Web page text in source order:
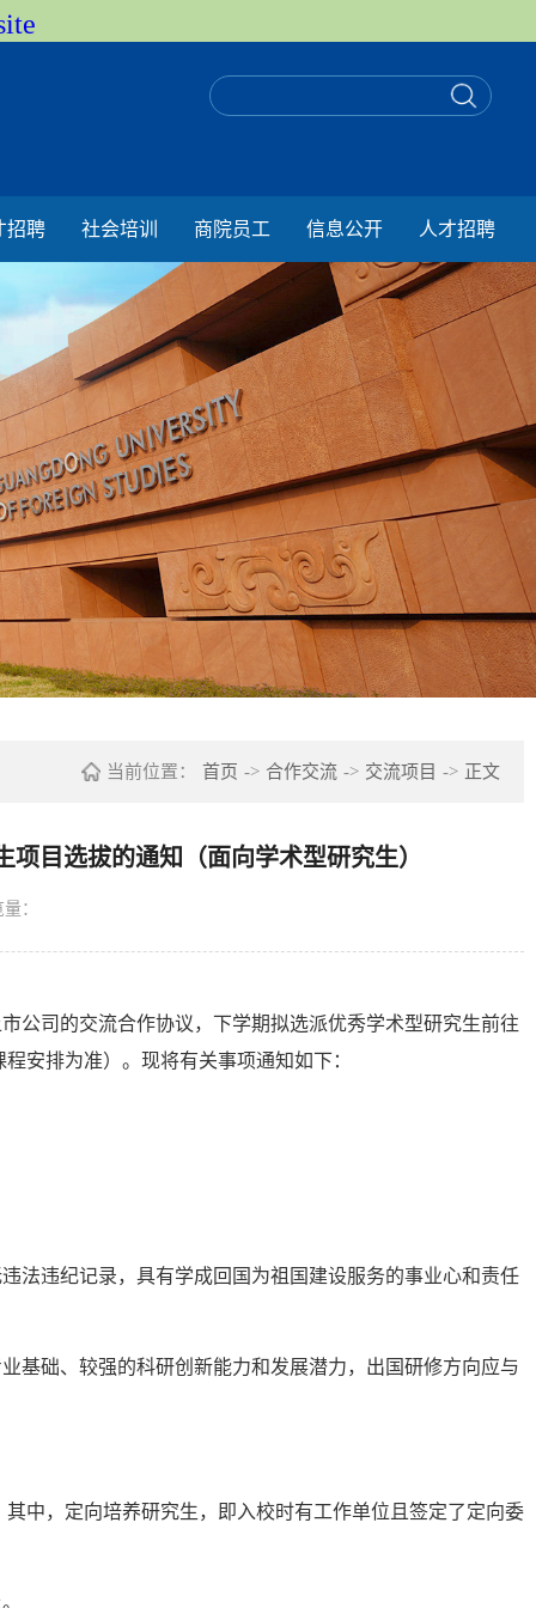
招聘 社会培训 商院员工 信息公开 人才招聘
当前位置： 首页 -> 合作交流 -> 交流项目 -> 正文
项目选拔的通知（面向学术型研究生）
：
公司的交流合作协议，下学期拟选派优秀学术型研究生前往
安排为准）。现将有关事项通知如下：
法违纪记录，具有学成回国为祖国建设服务的事业心和责任
基础、较强的科研创新能力和发展潜力，出国研修方向应与
中，定向培养研究生，即入校时有工作单位且签定了定向委